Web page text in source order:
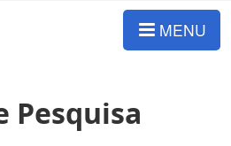
MENU
Pesquisa